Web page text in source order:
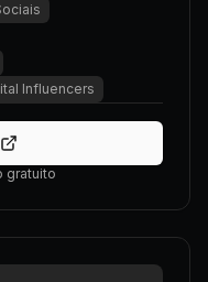
Influencers
gratuito